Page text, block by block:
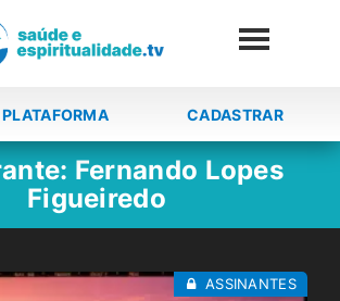
CADASTRAR
Fernando Lopes
Figueiredo
ASSINANTES